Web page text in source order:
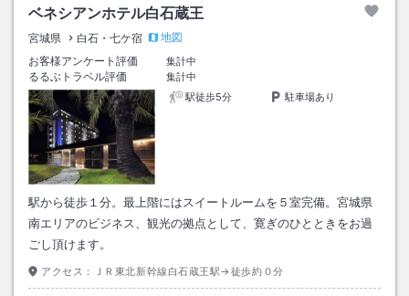
ベネシアンホテル白石蔵王
宮城県 白石・七ケ宿
地図
お客様アンケート評価
集計中
るるぶトラベル評価
集計中
駅徒歩5分
駐車場あり
駅から徒歩１分。最上階にはスイートルームを５室完備。宮城県
南エリアのビジネス、観光の拠点として、寛ぎのひとときをお過
ごし頂けます。
アクセス： ＪＲ東北新幹線白石蔵王駅→徒歩約０分